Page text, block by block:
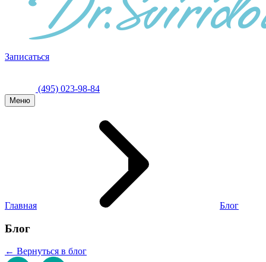
Записаться
(495) 023-98-84
Меню
Главная Блог
Блог
← Вернуться в блог